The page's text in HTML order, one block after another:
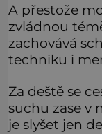
A přestože
zvládnou
zachovává
techniku i
Za deště se
suchu zase v
je slyšet jen